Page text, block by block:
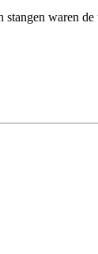
stangen waren